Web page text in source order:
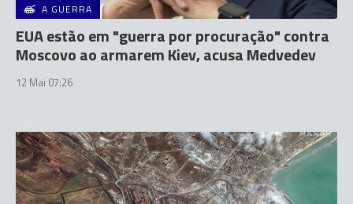
A GUERRA
EUA estão em "guerra por procuração" contra
Moscovo ao armarem Kiev, acusa Medvedev
12 Mai 07:26